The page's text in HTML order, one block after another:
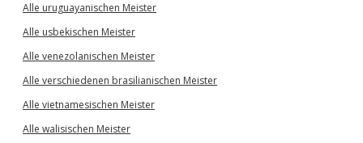
Alle uruguayanischen Meister
Alle usbekischen Meister
Alle venezolanischen Meister
Alle verschiedenen brasilianischen Meister
Alle vietnamesischen Meister
Alle walisischen Meister